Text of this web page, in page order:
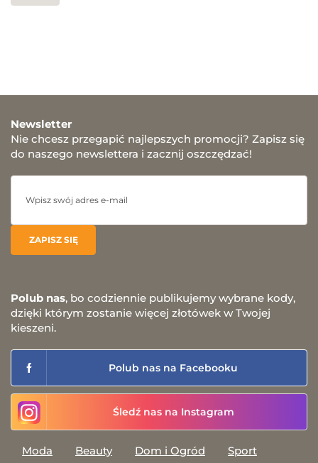
Newsletter
Nie chcesz przegapić najlepszych promocji? Zapisz się
do naszego newslettera i zacznij oszczędzać!
Polub nas, bo codziennie publikujemy wybrane kody,
dzięki którym zostanie więcej złotówek w Twojej
kieszeni.
Polub nas na Facebooku
Śledź nas na Instagram
Moda Beauty Dom i Ogród
Sport